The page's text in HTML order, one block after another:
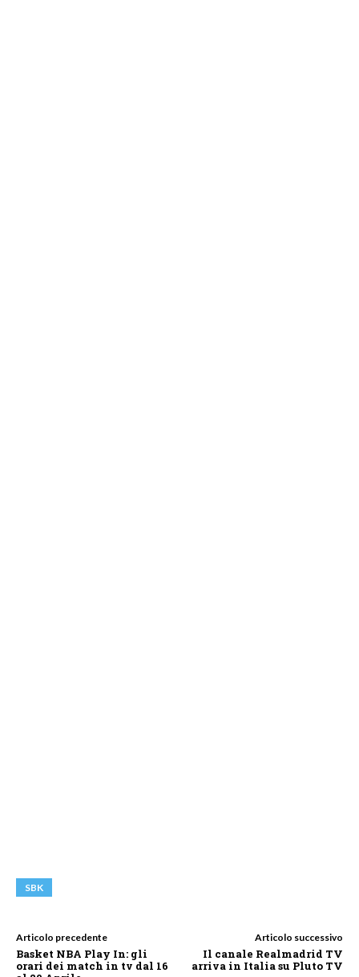
SBK
Articolo precedente
Basket NBA Play In: gli
orari dei match in tv dal 16
Articolo successivo
Il canale Realmadrid TV
arriva in Italia su Pluto TV